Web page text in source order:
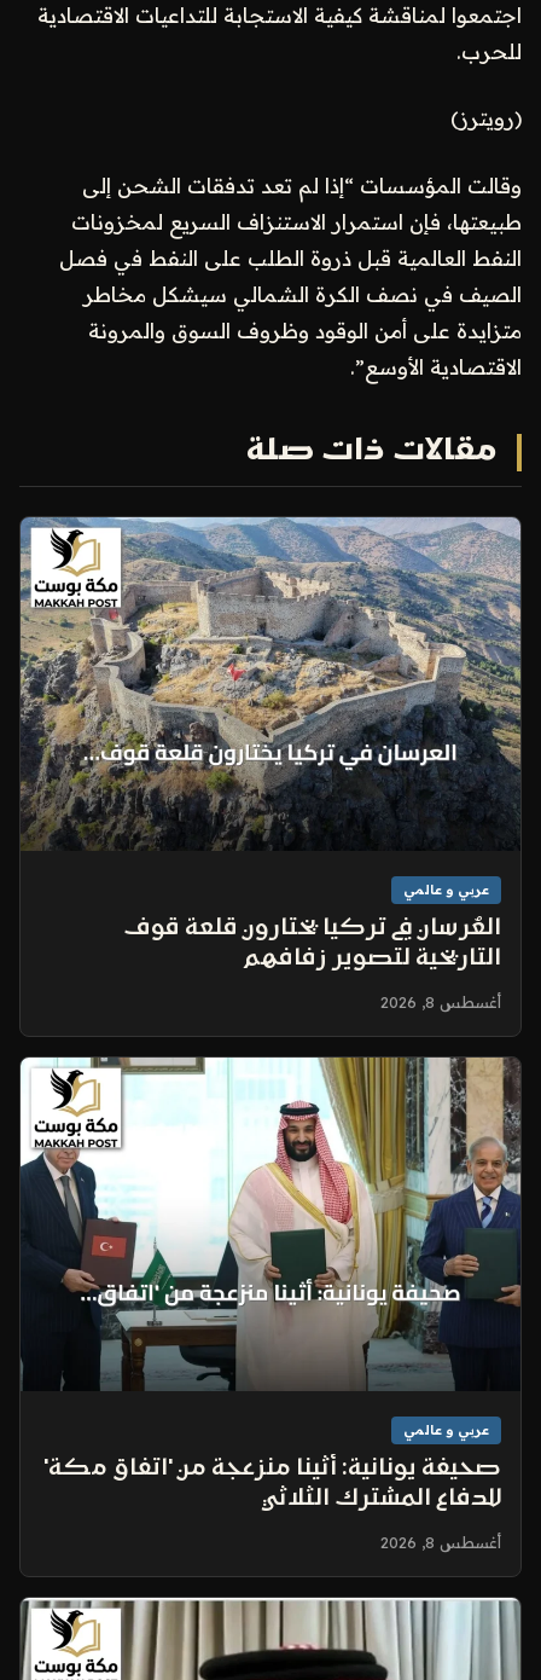
اجتمعوا لمناقشة كيفية الاستجابة للتداعيات الاقتصادية
للحرب.
(رويترز)
وقالت المؤسسات “إذا لم تعد تدفقات الشحن إلى
طبيعتها، فإن استمرار الاستنزاف السريع لمخزونات
النفط العالمية قبل ذروة الطلب على النفط في فصل
الصيف في نصف الكرة الشمالي سيشكل مخاطر
متزايدة على أمن الوقود وظروف السوق والمرونة
الاقتصادية الأوسع”.
مقالات ذات صلة
عربي و عالمي
العُرسان في تركيا يختارون قلعة قوف
التاريخية لتصوير زفافهم
أغسطس 8, 2026
عربي و عالمي
صحيفة يونانية: أثينا منزعجة من 'اتفاق مكة'
للدفاع المشترك الثلاثي
أغسطس 8, 2026